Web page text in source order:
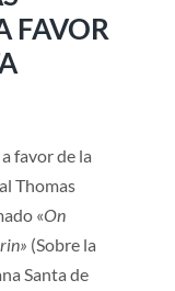
FAVOR
favor de la
Thomas
«On
(Sobre la
Santa de